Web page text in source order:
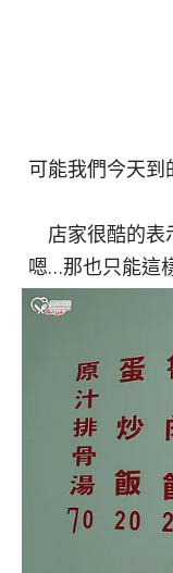
可能我們今天
店家很酷的
嗯…那也只能這